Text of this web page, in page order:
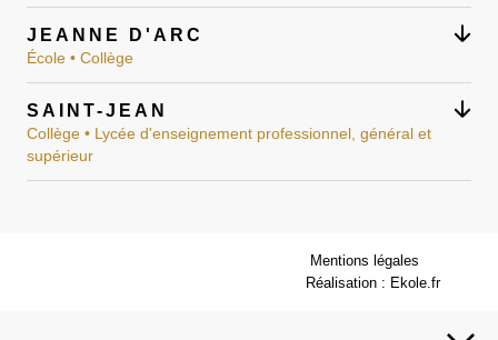
JEANNE D'ARC
École • Collège
SAINT-JEAN
Collège • Lycée d'enseignement professionnel, général et
supérieur
Mentions légales
Réalisation : Ekole.fr